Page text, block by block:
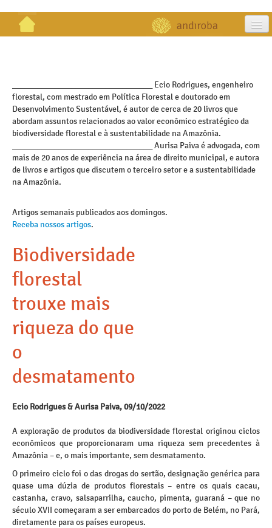
publicações
galeria
contato
_________________________________ Ecio Rodrigues, engenheiro
florestal, com mestrado em Política Florestal e doutorado em
Desenvolvimento Sustentável, é autor de cerca de 20 livros que
abordam assuntos relacionados ao valor econômico estratégico da
biodiversidade florestal e à sustentabilidade na Amazônia.
_________________________________ Aurisa Paiva é advogada, com
mais de 20 anos de experiência na área de direito municipal, e autora
de livros e artigos que discutem o terceiro setor e a sustentabilidade
na Amazônia.
Artigos semanais publicados aos domingos.
Receba nossos artigos.
Biodiversidade
florestal
trouxe mais
riqueza do que
o
desmatamento
Ecio Rodrigues & Aurisa Paiva, 09/10/2022
A exploração de produtos da biodiversidade florestal originou ciclos
econômicos que proporcionaram uma riqueza sem precedentes à
Amazônia – e, o mais importante, sem desmatamento.
O primeiro ciclo foi o das drogas do sertão, designação genérica para
quase uma dúzia de produtos florestais – entre os quais cacau,
castanha, cravo, salsaparrilha, caucho, pimenta, guaraná – que no
século XVII começaram a ser embarcados do porto de Belém, no Pará,
diretamente para os países europeus.